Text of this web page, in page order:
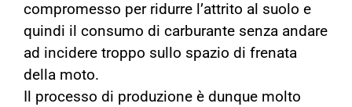
compromesso per ridurre l’attrito al suolo e
quindi il consumo di carburante senza andare
ad incidere troppo sullo spazio di frenata
della moto.
Il processo di produzione è dunque molto